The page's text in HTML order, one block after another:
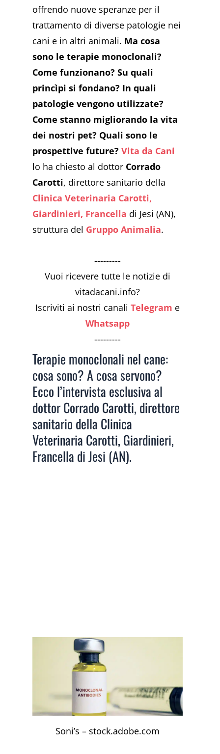
offrendo nuove speranze per il
trattamento di diverse patologie nei
cani e in altri animali. Ma cosa
sono le terapie monoclonali?
Come funzionano? Su quali
princìpi si fondano? In quali
patologie vengono utilizzate?
Come stanno migliorando la vita
dei nostri pet? Quali sono le
prospettive future? Vita da Cani
lo ha chiesto al dottor Corrado
Carotti, direttore sanitario della
Clinica Veterinaria Carotti,
Giardinieri, Francella di Jesi (AN),
struttura del Gruppo Animalia.
---------
Vuoi ricevere tutte le notizie di
vitadacani.info?
Iscriviti ai nostri canaliTelegram e
Whatsapp
---------
Terapie monoclonali nel cane:
cosa sono? A cosa servono?
Ecco l’intervista esclusiva al
dottor Corrado Carotti, direttore
sanitario della Clinica
Veterinaria Carotti, Giardinieri,
Francella di Jesi (AN).
Soni’s – stock.adobe.com